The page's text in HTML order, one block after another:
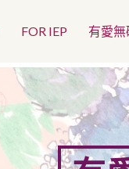
FOR IEP 有愛